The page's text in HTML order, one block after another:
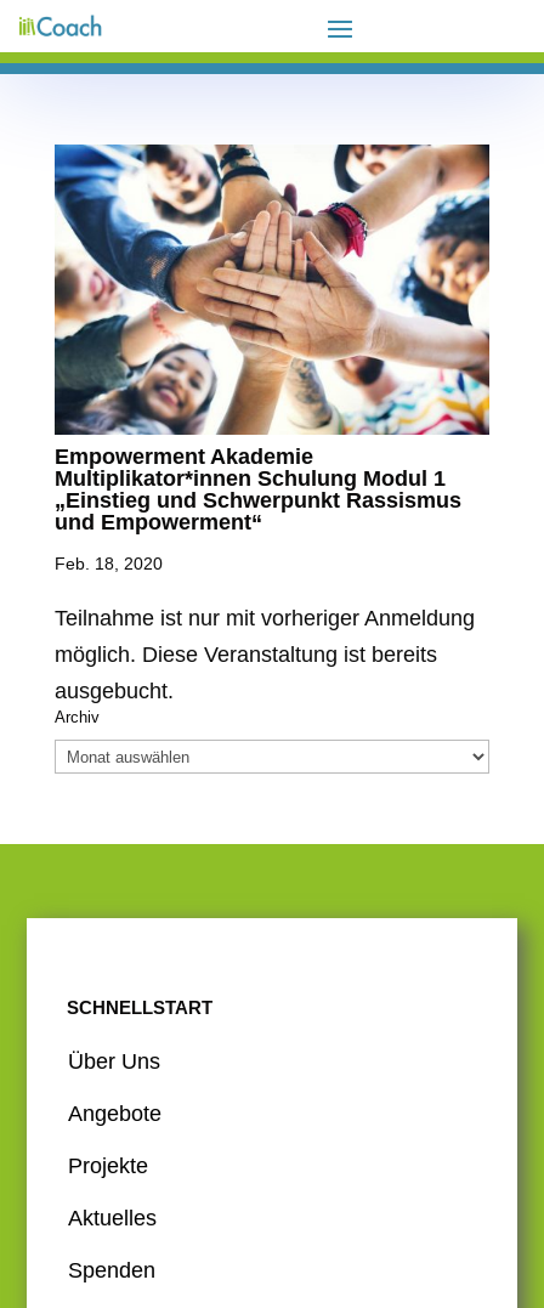
Empowerment Akademie
Multiplikator*innen Schulung Modul 1
„Einstieg und Schwerpunkt Rassismus
und Empowerment“
Feb. 18, 2020
Teilnahme ist nur mit vorheriger Anmeldung
möglich. Diese Veranstaltung ist bereits
ausgebucht.
Archiv
Archiv
SCHNELLSTART
Über Uns
Angebote
Projekte
Aktuelles
Spenden